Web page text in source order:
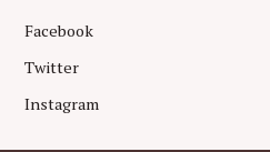
Facebook
Twitter
Instagram